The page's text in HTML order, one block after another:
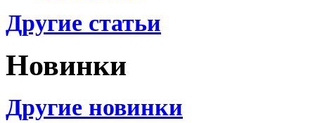
Другие статьи
Новинки
Другие новинки